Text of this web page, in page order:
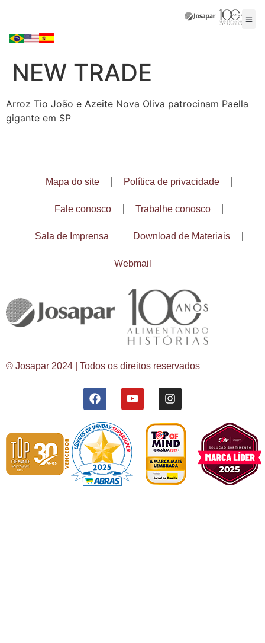
NEW TRADE
Arroz Tio João e Azeite Nova Oliva patrocinam Paella
gigante em SP
Mapa do site Política de privacidade
Fale conosco Trabalhe conosco
Sala de Imprensa Download de Materiais
Webmail
© Josapar 2024 | Todos os direitos reservados